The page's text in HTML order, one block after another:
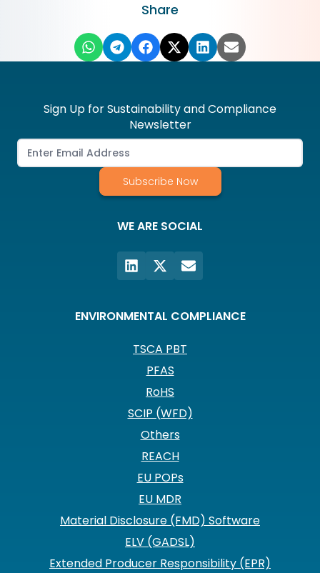
Share
Sign Up for Sustainability and Compliance
Newsletter
Subscribe Now
WE ARE SOCIAL
ENVIRONMENTAL COMPLIANCE
TSCA PBT
PFAS
RoHS
SCIP (WFD)
Others
REACH
EU POPs
EU MDR
Material Disclosure (FMD) Software
ELV (GADSL)
Extended Producer Responsibility (EPR)